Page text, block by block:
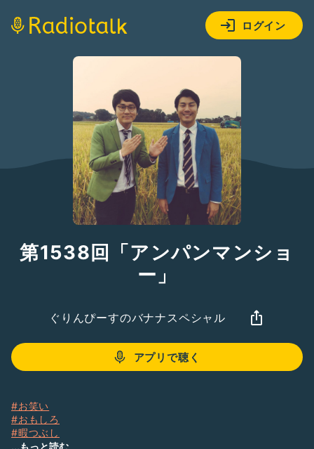
ログイン
第1538回「アンパンマンショ
ー」
ぐりんぴーすのバナナスペシャル
アプリで聴く
#お笑い
#おもしろ
#暇つぶし
#ぐりバナ